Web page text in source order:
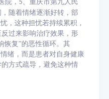
院， 5、重庆市第九人民
随着情绪逐渐好转，部
，这种担忧若持续累积，
过来影响治疗效果，形
复”的恶性循环。其
绪，而是患者对自身健康
方式疏导，避免这种情